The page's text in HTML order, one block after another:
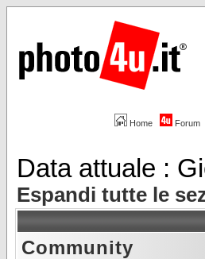
Home Forum
Data attuale :
Espandi tutte le
Community